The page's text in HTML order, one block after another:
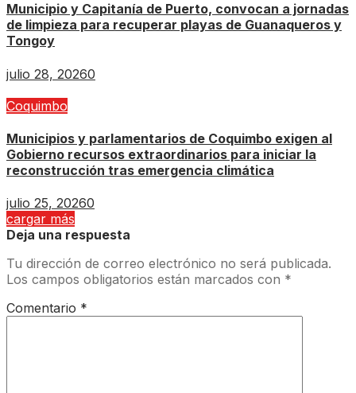
Municipio y Capitanía de Puerto, convocan a jornadas
de limpieza para recuperar playas de Guanaqueros y
Tongoy
julio 28, 20260
Coquimbo
Municipios y parlamentarios de Coquimbo exigen al
Gobierno recursos extraordinarios para iniciar la
reconstrucción tras emergencia climática
julio 25, 20260
cargar más
Deja una respuesta
Tu dirección de correo electrónico no será publicada.
Los campos obligatorios están marcados con *
Comentario *